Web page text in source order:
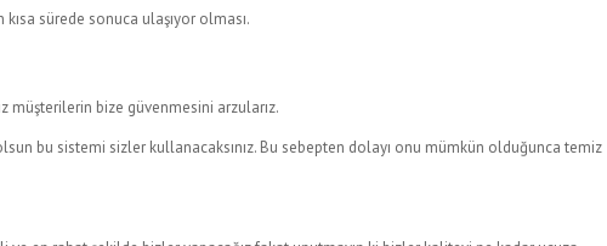
sürede sonuca ulaşıyor olması.
müşterilerin bize güvenmesini arzularız.
bu sistemi sizler kullanacaksınız. Bu sebepten dolayı onu mümkün olduğunca temiz